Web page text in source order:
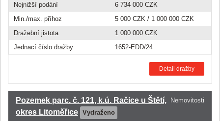
Nejnižší podání
6 734 000 CZK
Min./max. příhoz
5 000 CZK / 1 000 000 CZK
Dražební jistota
1 000 000 CZK
Jednací číslo dražby
1652-EDD/24
Detail dražby
Nemovitosti
Pozemek parc. č. 121, k.ú. Račice u Štětí,
okres Litoměřice Vydraženo